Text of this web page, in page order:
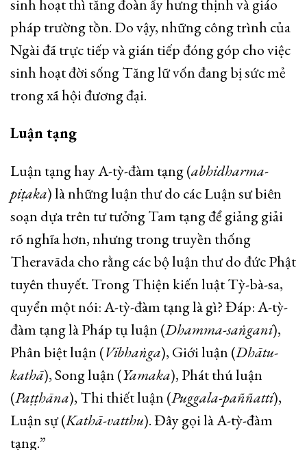
sinh hoạt thì tăng đoàn ấy hưng thịnh và giáo
pháp trường tồn. Do vậy, những công trình của
Ngài đã trực tiếp và gián tiếp đóng góp cho việc
sinh hoạt đời sống Tăng lữ vốn đang bị sức mẻ
trong xã hội đương đại.
Luận tạng
Luận tạng hay A-tỳ-đàm tạng (abhidharma-
piṭaka) là những luận thư do các Luận sư biên
soạn dựa trên tư tưởng Tam tạng để giảng giải
rõ nghĩa hơn, nhưng trong truyền thống
Theravāda cho rằng các bộ luận thư do đức Phật
tuyên thuyết. Trong Thiện kiến luật Tỳ-bà-sa,
quyển một nói: A-tỳ-đàm tạng là gì? Đáp: A-tỳ-
đàm tạng là Pháp tụ luận (Dhamma-saṅgani),
Phân biệt luận (Vibhaṅga), Giới luận (Dhātu-
kathā), Song luận (Yamaka), Phát thú luận
(Paṭṭhāna), Thi thiết luận (Puggala-paññatti),
Luận sự (Kathā-vatthu). Đây gọi là A-tỳ-đàm
tạng.”